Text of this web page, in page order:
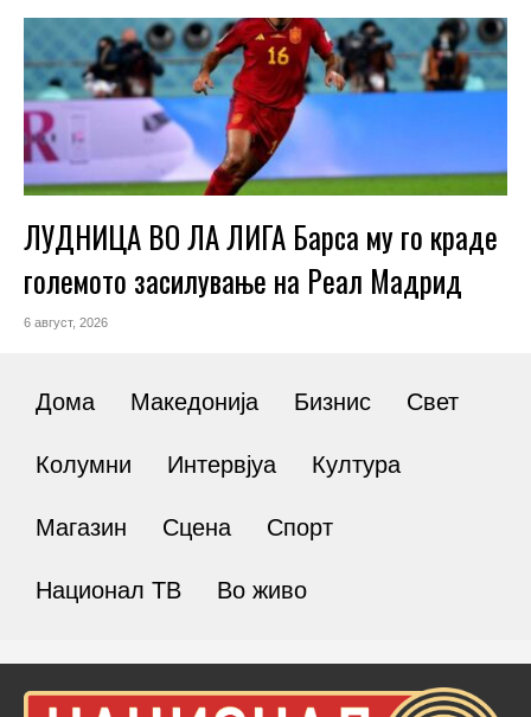
ЛУДНИЦА ВО ЛА ЛИГА Барса му го краде
големото засилување на Реал Мадрид
6 август, 2026
Дома Македонија Бизнис Свет
Колумни Интервјуа Култура
Магазин Сцена Спорт
Национал ТВ Во живо